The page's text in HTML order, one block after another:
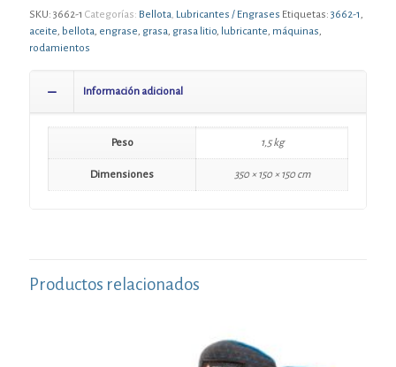
SKU: 3662-1 Categorías: Bellota, Lubricantes / Engrases Etiquetas: 3662-1,
aceite, bellota, engrase, grasa, grasa litio, lubricante, máquinas,
rodamientos
Información adicional
Peso 1,5 kg
Dimensiones 350 × 150 × 150 cm
Productos relacionados